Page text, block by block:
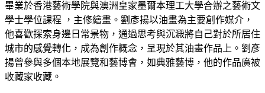
畢業於香港藝術學院與澳洲皇家墨爾本理工大學合辦之藝術文
學士學位課程
，主修繪畫。劉彥揚以油畫為主要創作媒介，
他喜歡探索身邊日常景物，通過思考與沉澱將自己對於所居住
城市的感覺轉化，成為創作概念，呈現於其油畫作品上。劉彥
揚曾參與多個本地展覽和藝博會，如典雅藝博，他的作品廣被
收藏家收藏。